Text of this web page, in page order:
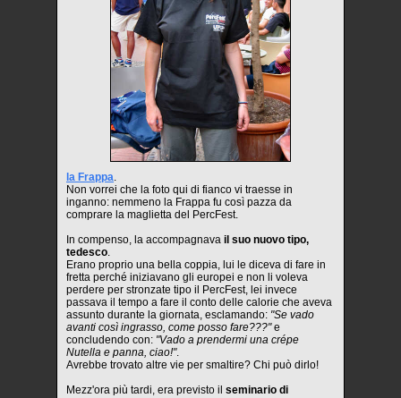
la Frappa
Non vorrei che la foto qui di fianco vi traesse in
inganno: nemmeno la Frappa fu così pazza da
comprare la maglietta del PercFest.
In compenso, la accompagnava il suo nuovo tipo,
tedesco
Erano proprio una bella coppia, lui le diceva di fare in
fretta perché iniziavano gli europei e non li voleva
perdere per stronzate tipo il PercFest, lei invece
passava il tempo a fare il conto delle calorie che aveva
assunto durante la giornata, esclamando: "Se vado
avanti così ingrasso, come posso fare???"e
concludendo con: "Vado a prendermi una crépe
Nutella e panna, ciao!".
Avrebbe trovato altre vie per smaltire? Chi può dirlo!
Mezz'ora più tardi, era previsto il seminario di